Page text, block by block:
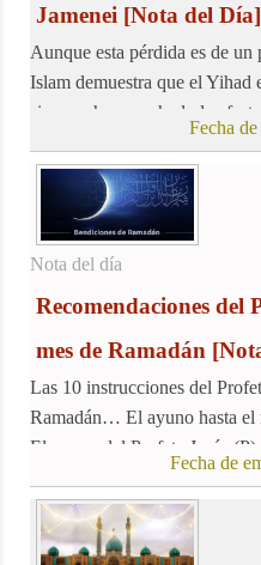
Jamenei [Nota del Día]
Aunque esta pérdida es de
Islam demuestra que el Yihad
siempre ha cosechado los
Fecha
Nota del día
Recomendaciones del
mes de Ramadán
Las 10 instrucciones del
Ramadán… El ayuno hasta
El ayuno del Profeta Jesús
Fecha de